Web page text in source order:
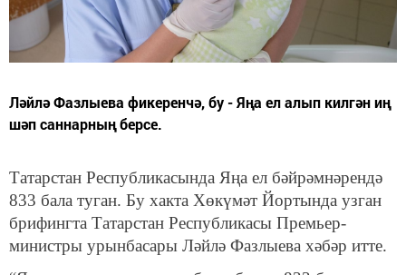
Ләйлә Фазлыева фикеренчә, бу - Яңа ел алып килгән иң
шәп саннарның берсе.
Татарстан Республикасында Яңа ел бәйрәмнәрендә
833 бала туган. Бу хакта Хөкүмәт Йортында узган
брифингта Татарстан Республикасы Премьер-
министры урынбасары Ләйлә Фазлыева хәбәр итте.